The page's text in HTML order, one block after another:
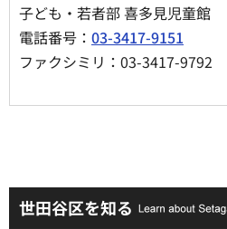
子ども・若者部 喜多見児童館
電話番号： 03-3417-9151
ファクシミリ：03-3417-9792
世田谷区を知る